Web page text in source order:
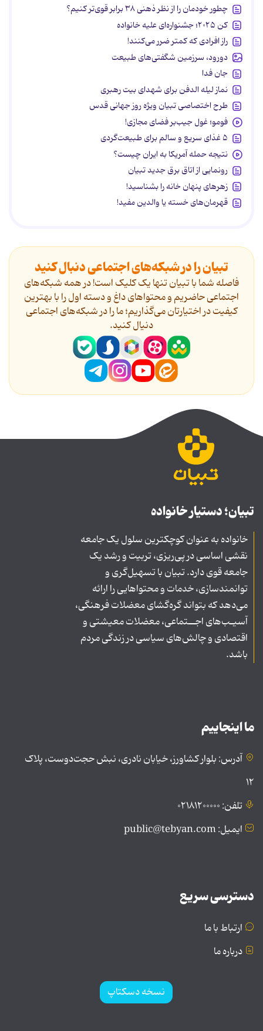
چطور خودمان را از نظر ذهنی ۳۸ برابر قوی‌تر کنیم؟
کن ۲۰۲۵؛ جشنواره‌ای علیه خانواده
راز افرادی که کمتر ضرر می‌کنند!
دورود، سرزمین شگفتی‌های طبیعت
جان فدا
نماز لیله الدفن برای شهدای بیت رهبری
طرح اختصاصی تبیان ویژه روز جهانی قدس
فومو؛ غول جیب‌بر فضای مجازی!
۵ غذای سریع و سالم برای طبیعت‌گردی
نتیجه حمله آمریکا به ایران چیست؟
رونمایی از اتاق برق جدید تبیان
زهرهای پنهان خانه را بشناسید!
قهرمان‌های خسته یا والدین مفید!
تبیان را در شبکه‌های اجتماعی دنبال کنید
فاصله شما با تبیان تنها یک کلیک است! در همه شبکه‌های
اجتماعی حاضریم و محتواهای داغ و دسته اول را با بهترین
کیفیت در اختیارتان می‌گذاریم؛ ما را در شبکه‌های اجتماعی
دنیال کنید.
تبیان؛ دستیار خانواده
خانواده به عنوان کوچکترین سلول یک جامعه
نقشی اساسی در پی‌ریزی، تربیت و رشد یک
جامعه قوی دارد. تبیان با تسهیل‌گری و
توانمندسازی، خدمات و محتواهایی را ارائه
می‌دهد که بتواند گره‌گشای معضلات فرهنگی،
آسیـب‌های اجــتماعی، معضلات معیشتی و
اقتصادی و چالش‌های سیاسی در زندگی مردم
باشد.
ما اینجاییم
آدرس: بلوار کشاورز، خیابان نادری، نبش حجت‌دوست، پلاک
۱۲
تلفن: ۰۲۱۸۱۲۰۰۰۰۰
ایمیل: public@tebyan.com
دسترسی سریع
ارتباط با ما
درباره ما
نسخه دسکتاپ